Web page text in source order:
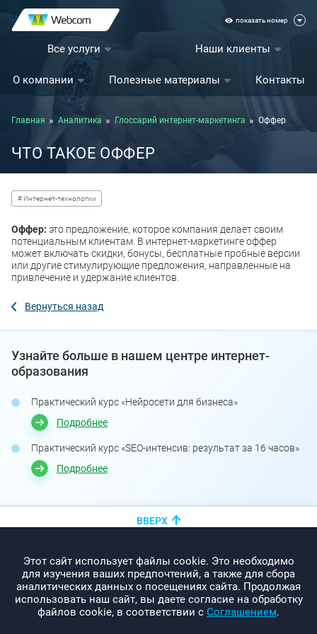
показать номер
Все услуги Наши клиенты
О компании Полезные материалы Контакты
Главная Аналитика Глоссарий интернет-маркетинга Оффер
ЧТО ТАКОЕ ОФФЕР
# Интернет-технологии
Оффер: это предложение, которое компания делает своим
потенциальным клиентам. В интернет-маркетинге оффер
может включать скидки, бонусы, бесплатные пробные версии
или другие стимулирующие предложения, направленные на
привлечение и удержание клиентов.
Вернуться назад
Узнайте больше в нашем центре интернет-
образования
Практический курс «Нейросети для бизнеса»
Подробнее
Практический курс «SEO-интенсив: результат за 16 часов»
Подробнее
Этот сайт использует файлы cookie. Это необходимо
для изучения ваших предпочтений, а также для сбора
аналитических данных о посещениях сайта. Продолжая
использовать наш сайт, вы даете согласие на обработку
файлов cookie, в соответствии с Соглашением.
ВВЕРХ
info@promo-webcom.by